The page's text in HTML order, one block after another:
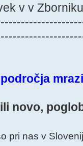
v v
novo,
pri nas v